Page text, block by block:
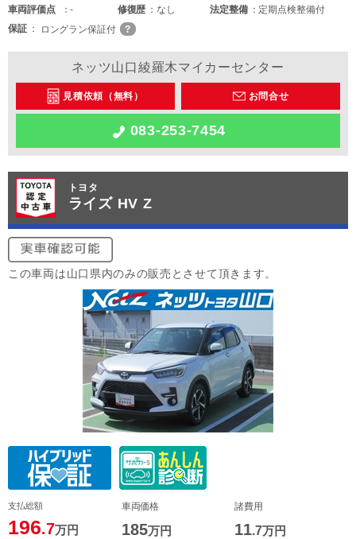
車両評価点 - 修復歴 なし 法定整備
定期点検整備付
保証
ロングラン保証付
ネッツ山口綾羅木マイカーセンター
見積依頼（無料） お問合せ
083-253-7454
トヨタ
ライズ HV Z
この車両は山口県内のみの販売とさせて頂きます。
支払総額
196.7万円
車両価格
185万円
諸費用
11.7万円